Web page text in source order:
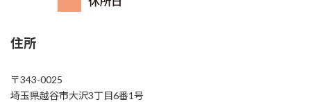
住所
〒343-0025
埼玉県越谷市大沢3丁目6番1号